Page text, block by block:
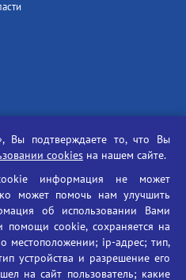
безопасности
РФ
университет
Вы подтверждаете то, что Вы
cookies на нашем сайте.
информация не может
может помочь нам улучшить
об использовании Вами
помощи cookie, сохраняется на
местоположении; ip-адрес; тип,
устройства и разрешение его
на сайт пользователь; какие